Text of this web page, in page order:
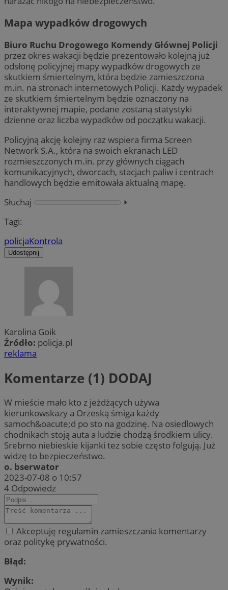
Mapa wypadków drogowych
Biuro Ruchu Drogowego Komendy Głównej Policji
przez okres wakacji będzie prezentowało kolejną już
odsłonę policyjnej mapy wypadków drogowych ze
skutkiem śmiertelnym, która będzie zamieszczona
m.in. na stronach internetowych Policji. Każdy wypadek
ze skutkiem śmiertelnym będzie oznaczony na
interaktywnej mapie, podane zostaną statystyki
dzienne oraz liczba wypadków od początku wakacji.
Policyjną akcję kolejny raz wspiera firma Screen
Network S.A., która na swoich ekranach LED
rozmieszczonych m.in. przy głównych ciągach
komunikacyjnych, dworcach, stacjach paliw i centrach
handlowych będzie emitowała aktualną mapę.
Słuchaj
⏵︎
Tagi:
policjaKontrola
Udostępnij
Karolina Goik
Źródło: policja.pl
reklama
Komentarze (1) DODAJ
W mieście mało kto z jeżdżących używa
kierunkowskazy a Orzeską śmiga każdy
samoch&oacute;d po sto na godzinę. Na osiedlowych
chodnikach stoją auta a ludzie chodzą środkiem ulicy.
Srebrno niebieskie kijanki tez sobie często folgują. Już
widzę to bezpieczeństwo.
o. bserwator
2023-07-08 o 10:57
4 Odpowiedz
Akceptuję regulamin zamieszczania komentarzy
oraz politykę prywatności.
Błąd:
Wynik: